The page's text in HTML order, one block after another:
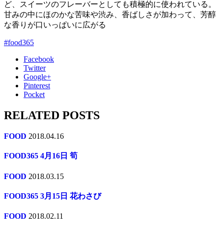
ど、スイーツのフレーバーとしても積極的に使われている。
甘みの中にほのかな苦味や渋み、香ばしさが加わって、芳醇
な香りが口いっぱいに広がる
#food365
Facebook
Twitter
Google+
Pinterest
Pocket
RELATED POSTS
FOOD 2018.04.16
FOOD365 4月16日 筍
FOOD 2018.03.15
FOOD365 3月15日 花わさび
FOOD 2018.02.11